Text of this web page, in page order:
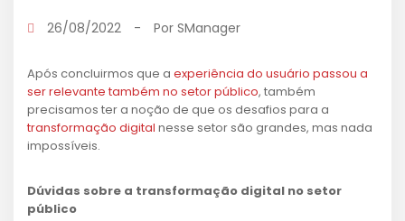
26/08/2022 - Por SManager
Após concluirmos que a experiência do usuário passou a
ser relevante também no setor público, também
precisamos ter a noção de que os desafios para a
transformação digital nesse setor são grandes, mas nada
impossíveis.
Dúvidas sobre a transformação digital no setor
público